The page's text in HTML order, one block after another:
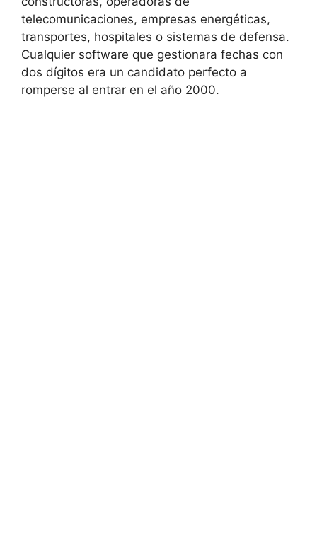
telecomunicaciones, empresas energéticas,
transportes, hospitales o sistemas de defensa.
Cualquier software que gestionara fechas con
dos dígitos era un candidato perfecto a
romperse al entrar en el año 2000.